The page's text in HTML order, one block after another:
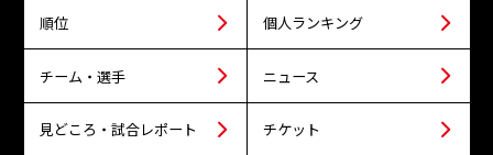
順位 個人ランキング
チーム・選手 ニュース
見どころ・試合レポート チケット